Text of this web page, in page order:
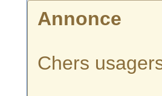
Annonce
Chers